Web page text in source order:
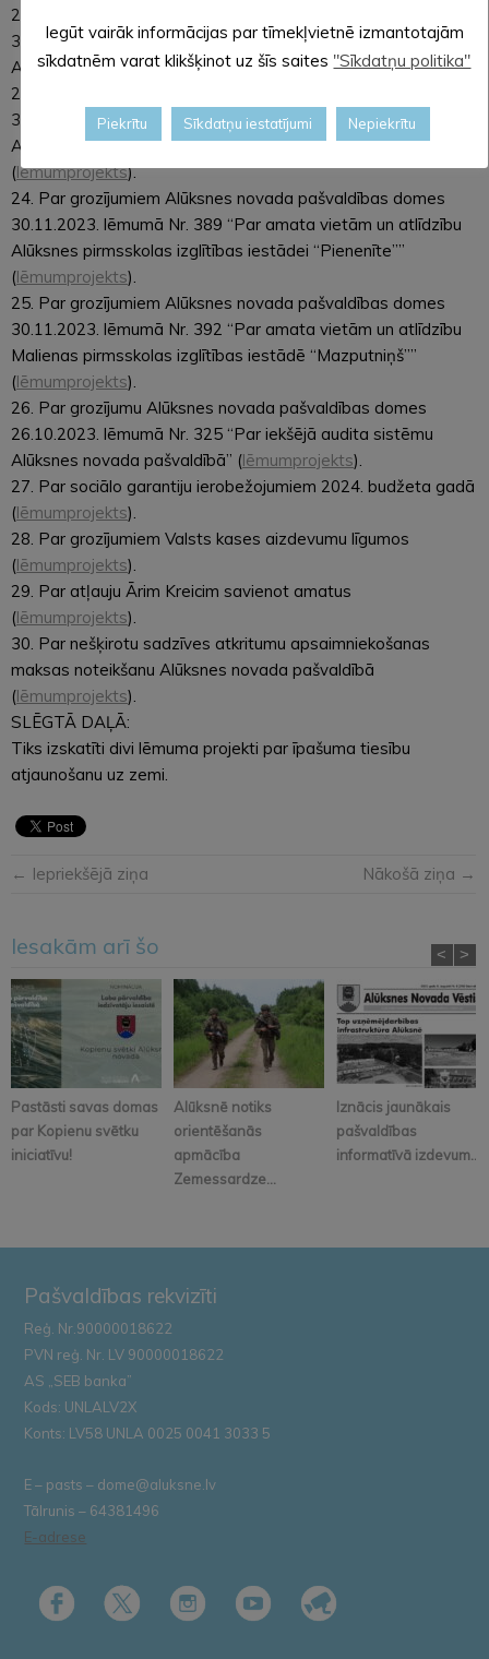
22. Par grozījumiem Alūksnes novada pašvaldības domes
30.11.2023. lēmumā Nr. 384 “Par amata vietām un atlīdzību
Alūksnes vidusskolā” (lēmumprojekts).
23. Par grozījumiem Alūksnes novada pašvaldības domes
30.11.2023. lēmumā Nr. 388 “Par amata vietām un atlīdzību
Alūksnes pirmsskolas izglītības iestādei “Sprīdītis””
(lēmumprojekts).
24. Par grozījumiem Alūksnes novada pašvaldības domes
30.11.2023. lēmumā Nr. 389 “Par amata vietām un atlīdzību
Alūksnes pirmsskolas izglītības iestādei “Pienenīte””
(lēmumprojekts).
25. Par grozījumiem Alūksnes novada pašvaldības domes
30.11.2023. lēmumā Nr. 392 “Par amata vietām un atlīdzību
Malienas pirmsskolas izglītības iestādē “Mazputniņš””
(lēmumprojekts).
26. Par grozījumu Alūksnes novada pašvaldības domes
26.10.2023. lēmumā Nr. 325 “Par iekšējā audita sistēmu
Alūksnes novada pašvaldībā” (lēmumprojekts).
27. Par sociālo garantiju ierobežojumiem 2024. budžeta gadā
(lēmumprojekts).
28. Par grozījumiem Valsts kases aizdevumu līgumos
(lēmumprojekts).
29. Par atļauju Ārim Kreicim savienot amatus
(lēmumprojekts).
30. Par nešķirotu sadzīves atkritumu apsaimniekošanas
maksas noteikšanu Alūksnes novada pašvaldībā
(lēmumprojekts).
SLĒGTĀ DAĻĀ:
Tiks izskatīti divi lēmuma projekti par īpašuma tiesību
atjaunošanu uz zemi.
← Iepriekšējā ziņa Nākošā ziņa →
Iesakām arī šo
Pastāsti savas domas
par Kopienu svētku
iniciatīvu!
Alūksnē notiks
orientēšanās
apmācība
Zemessardze...
Iznācis jaunākais
pašvaldības
informatīvā izdevum...
< >
Pašvaldības rekvizīti
Reģ. Nr.90000018622
PVN reģ. Nr. LV 90000018622
AS „SEB banka”
Kods: UNLALV2X
Konts: LV58 UNLA 0025 0041 3033 5
E – pasts – dome@aluksne.lv
Tālrunis – 64381496
E-adrese
Iegūt vairāk informācijas par tīmekļvietnē izmantotajām
sīkdatnēm varat klikšķinot uz šīs saites "Sīkdatņu politika"
Piekrītu Sīkdatņu iestatījumi Nepiekrītu